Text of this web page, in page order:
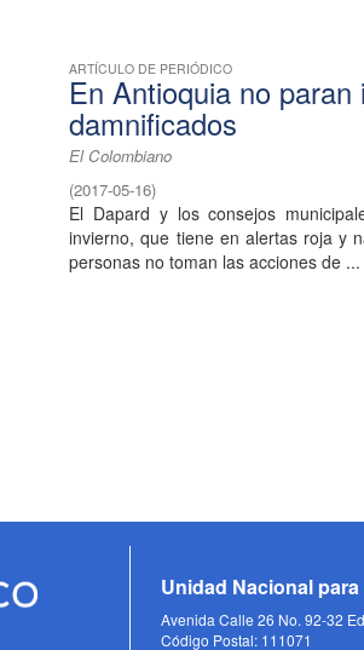
ARTÍCULO DE PERIÓDICO
En Antioquia no
damnificados
El Colombiano
(2017-05-16)
El Dapard y los consejos
invierno, que tiene en alertas roja y
personas no toman las acciones de ...
Unidad Nacional
Avenida Calle 26 No. 92-32
Código Postal: 111071